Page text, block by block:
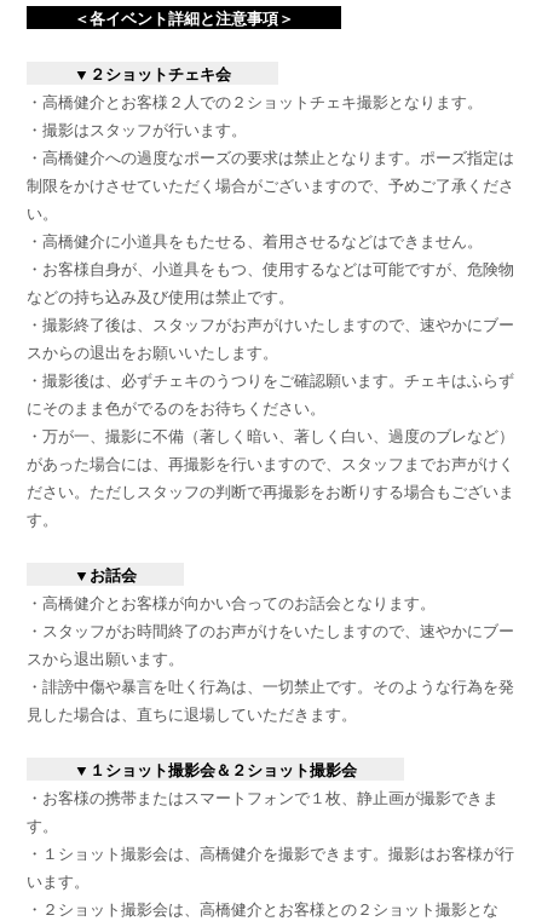
＜各イベント詳細と注意事項＞
▼２ショットチェキ会
・高橋健介とお客様２人での２ショットチェキ撮影となります。
・撮影はスタッフが行います。
・高橋健介への過度なポーズの要求は禁止となります。ポーズ指定は
制限をかけさせていただく場合がございますので、予めご了承くださ
い。
・高橋健介に小道具をもたせる、着用させるなどはできません。
・お客様自身が、小道具をもつ、使用するなどは可能ですが、危険物
などの持ち込み及び使用は禁止です。
・撮影終了後は、スタッフがお声がけいたしますので、速やかにブー
スからの退出をお願いいたします。
・撮影後は、必ずチェキのうつりをご確認願います。チェキはふらず
にそのまま色がでるのをお待ちください。
・万が一、撮影に不備（著しく暗い、著しく白い、過度のブレなど）
があった場合には、再撮影を行いますので、スタッフまでお声がけく
ださい。ただしスタッフの判断で再撮影をお断りする場合もございま
す。
▼お話会
・高橋健介とお客様が向かい合ってのお話会となります。
・スタッフがお時間終了のお声がけをいたしますので、速やかにブー
スから退出願います。
・誹謗中傷や暴言を吐く行為は、一切禁止です。そのような行為を発
見した場合は、直ちに退場していただきます。
▼１ショット撮影会＆２ショット撮影会
・お客様の携帯またはスマートフォンで１枚、静止画が撮影できま
す。
・１ショット撮影会は、高橋健介を撮影できます。撮影はお客様が行
います。
・２ショット撮影会は、高橋健介とお客様との２ショット撮影とな